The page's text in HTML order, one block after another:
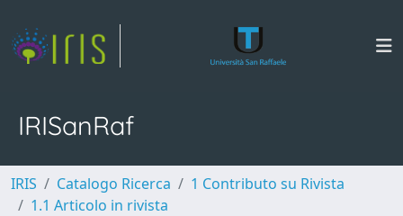
IRISanRaf
IRIS Catalogo Ricerca
1 Contributo su Rivista
1.1 Articolo in rivista